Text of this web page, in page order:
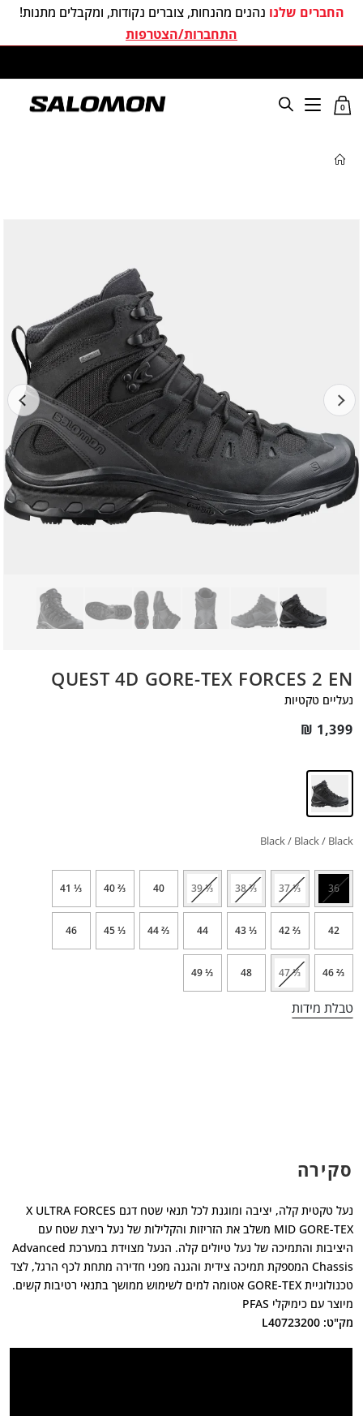
החברים שלנו נהנים מהנחות, צוברים נקודות, ומקבלים מתנות!
התחברות/הצטרפות
0
QUEST 4D GORE-TEX FORCES 2 EN
נעליים טקטיות
₪ 1,399
Black / Black / Black
36
⅓ 37
⅔ 38
⅓ 39
40
⅔ 40
⅓ 41
42
⅔ 42
⅓ 43
44
⅔ 44
⅓ 45
46
⅔ 46
⅓ 47
48
⅓ 49
טבלת מידות
סקירה
נעל טקטית קלה, יציבה ומוגנת לכל תנאי שטח דגם X ULTRA FORCES
MID GORE-TEX משלב את הזריזות והקלילות של נעל ריצת שטח עם
היציבות והתמיכה של נעל טיולים קלה. הנעל מצוידת במערכת Advanced
Chassis המספקת תמיכה צידית והגנה מפני חדירה מתחת לכף הרגל, לצד
טכנולוגיית GORE-TEX אטומה למים לשימוש ממושך בתנאי רטיבות קשים.
מיוצר עם כימיקלי PFAS
מק"ט: L40723200